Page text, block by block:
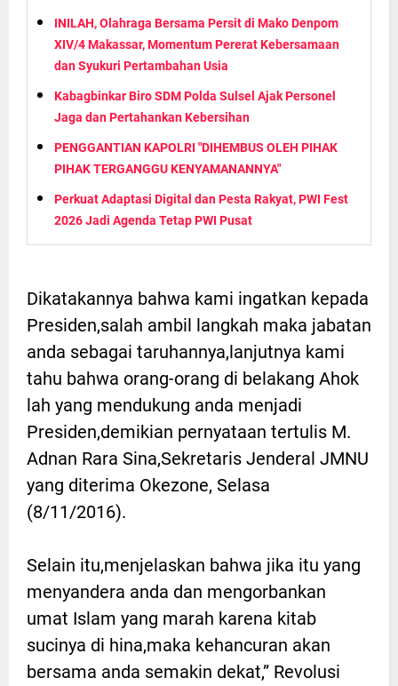
INILAH, Olahraga Bersama Persit di Mako Denpom
XIV/4 Makassar, Momentum Pererat Kebersamaan
dan Syukuri Pertambahan Usia
Kabagbinkar Biro SDM Polda Sulsel Ajak Personel
Jaga dan Pertahankan Kebersihan
PENGGANTIAN KAPOLRI "DIHEMBUS OLEH PIHAK
PIHAK TERGANGGU KENYAMANANNYA"
Perkuat Adaptasi Digital dan Pesta Rakyat, PWI Fest
2026 Jadi Agenda Tetap PWI Pusat
Dikatakannya bahwa kami ingatkan kepada
Presiden,salah ambil langkah maka jabatan
anda sebagai taruhannya,lanjutnya kami
tahu bahwa orang-orang di belakang Ahok
lah yang mendukung anda menjadi
Presiden,demikian pernyataan tertulis M.
Adnan Rara Sina,Sekretaris Jenderal JMNU
yang diterima Okezone, Selasa
(8/11/2016).
Selain itu,menjelaskan bahwa jika itu yang
menyandera anda dan mengorbankan
umat Islam yang marah karena kitab
sucinya di hina,maka kehancuran akan
bersama anda semakin dekat,” Revolusi